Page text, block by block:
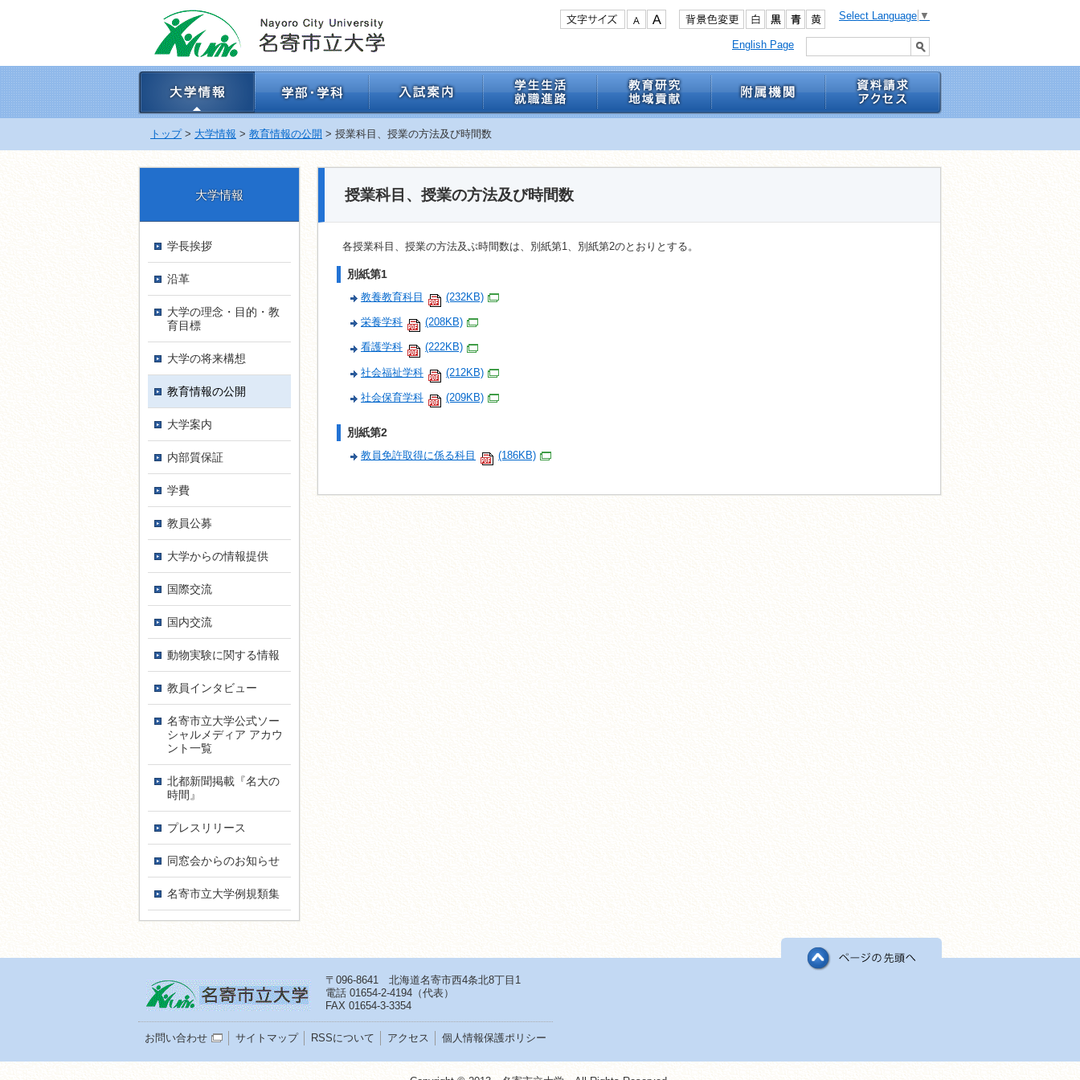
ー
シ
を
飛
Select Language ▼
English Page
トップ> 大学情報 > 教育情報の公開 > 授業科目、授業の方法及び時間数
授業科目、授業の方法及び時間数
各授業科目、授業の方法及ぶ時間数は、別紙第1、別紙第2のとおりとする。
別紙第1
教養教育科目 (232KB)
栄養学科 (208KB)
看護学科 (222KB)
社会福祉学科 (212KB)
社会保育学科 (209KB)
別紙第2
教員免許取得に係る科目 (186KB)
大学情報
学長挨拶
沿革
大学の理念・目的・教
育目標
大学の将来構想
教育情報の公開
大学案内
内部質保証
学費
教員公募
大学からの情報提供
国際交流
国内交流
動物実験に関する情報
教員インタ­ビュー
名寄市立大学公式ソー
シャルメディア アカウ
ント一覧
北都新聞掲載『名大の
時間』
プレスリリース
同窓会からのお知らせ
名寄市立大学例規類集
〒096-8641 北海道名寄市西4条北8丁目1
電話 01654-2-4194 （代表）
FAX 01654-3-3354
お問い合わせ サイトマップ RSSについて アクセス 個人情報保護ポリシー